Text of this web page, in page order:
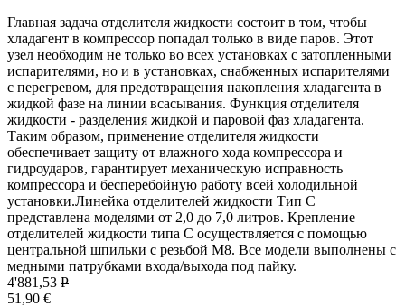
Главная задача отделителя жидкости состоит в том, чтобы
хладагент в компрессор попадал только в виде паров. Этот
узел необходим не только во всех установках с затопленными
испарителями, но и в установках, снабженных испарителями
с перегревом, для предотвращения накопления хладагента в
жидкой фазе на линии всасывания. Функция отделителя
жидкости - разделения жидкой и паровой фаз хладагента.
Таким образом, применение отделителя жидкости
обеспечивает защиту от влажного хода компрессора и
гидроударов, гарантирует механическую исправность
компрессора и бесперебойную работу всей холодильной
установки.Линейка отделителей жидкости Тип C
представлена моделями от 2,0 до 7,0 литров. Крепление
отделителей жидкости типа C осуществляется с помощью
центральной шпильки с резьбой М8. Все модели выполнены с
медными патрубками входа/выхода под пайку.
4'881,53 P
51,90 €